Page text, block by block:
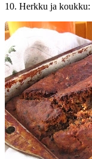
10. Herkku ja koukku: